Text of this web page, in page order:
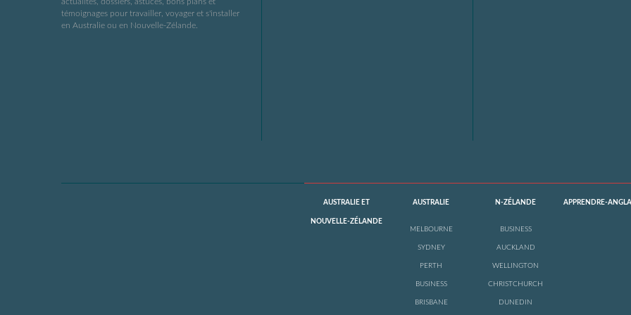
témoignages pour travailler, voyager et s'installer
en Australie ou en Nouvelle-Zélande.
AUSTRALIE ET
NOUVELLE-ZÉLANDE
AUSTRALIE
MELBOURNE
SYDNEY
PERTH
BUSINESS
BRISBANE
N-ZÉLANDE
BUSINESS
AUCKLAND
WELLINGTON
CHRISTCHURCH
DUNEDIN
APPRENDRE-